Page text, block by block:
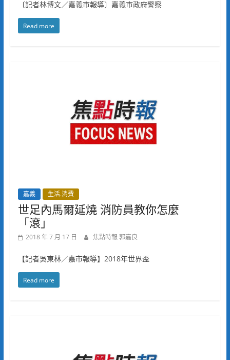
〔記者林博文／嘉義市報導〕嘉義市政府警察
Read more
嘉義 生活.消費
世足內馬爾延燒 消防員教你怎麼
「滾」
2018 年 7 月 17 日 焦點時報 郭嘉良
【記者吳東林／嘉市報導】2018年世界盃
Read more